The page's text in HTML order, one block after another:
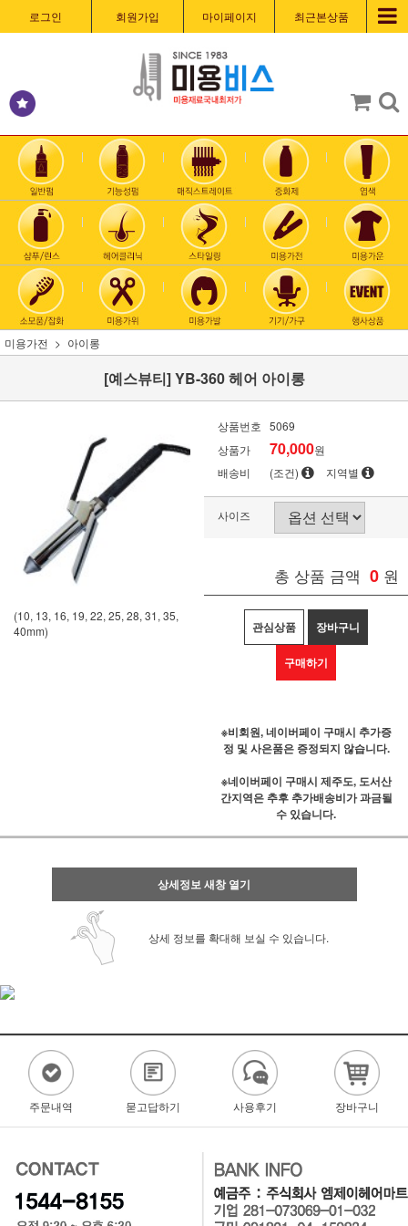
로그인 회원가입 마이페이지 최근본상품
미용가전 아이롱
[예스뷰티] YB-360 헤어 아이롱
(10, 13, 16, 19, 22, 25, 28, 31, 35,
40mm)
상품번호 5069
상품가
70,000원
배송비
(조건) 지역별
사이즈
총 상품 금액 0 원
관심상품 장바구니
구매하기
※비회원, 네이버페이 구매시 추가증
정 및 사은품은 증정되지 않습니다.
※네이버페이 구매시 제주도, 도서산
간지역은 추후 추가배송비가 과금될
수 있습니다.
상세정보 새창 열기
상세 정보를 확대해 보실 수 있습니다.
주문내역 묻고답하기 사용후기 장바구니